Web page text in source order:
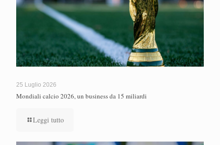
25 Luglio 2026
Mondiali calcio 2026, un business da 15 miliardi
Leggi tutto